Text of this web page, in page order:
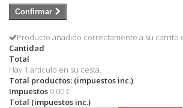
Confirmar
Producto añadido correctamente a su carrito
Cantidad
Total
Hay 1 artículo en su cesta.
Total productos: (impuestos inc.)
Impuestos 0,00 €
Total (impuestos inc.)